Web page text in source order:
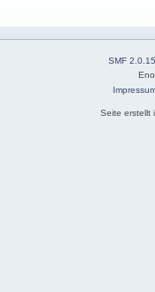
SMF 2.0.15
Seite erstellt